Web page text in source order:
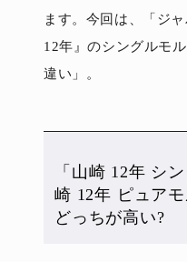
ます。今回は、「ジ
12年』のシングルモ
違い」。
「山崎 12年 シ
崎 12年 ピュア
どっちが高い?